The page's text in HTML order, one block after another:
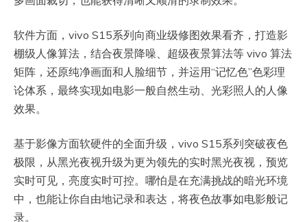
软件方面，vivo S15系列向商业级修图效果看齐，打造影
棚级人像算法，结合夜景降噪、超级夜景算法等 vivo 算法
矩阵，还原纯净画面和人脸细节，并运用“记忆色”色彩理
论体系，最终实现如电影一般自然生动、光彩照人的人像
效果。
基于影像方面软硬件的全面升级，vivo S15系列突破夜色
极限，从黑光夜视升级为更为领先的实时黑光夜视，预览
实时可见，亮度实时可控。哪怕是在充满挑战的暗光环境
中，也能让你自由地记录和表达，将夜色故事如电影般记
录。